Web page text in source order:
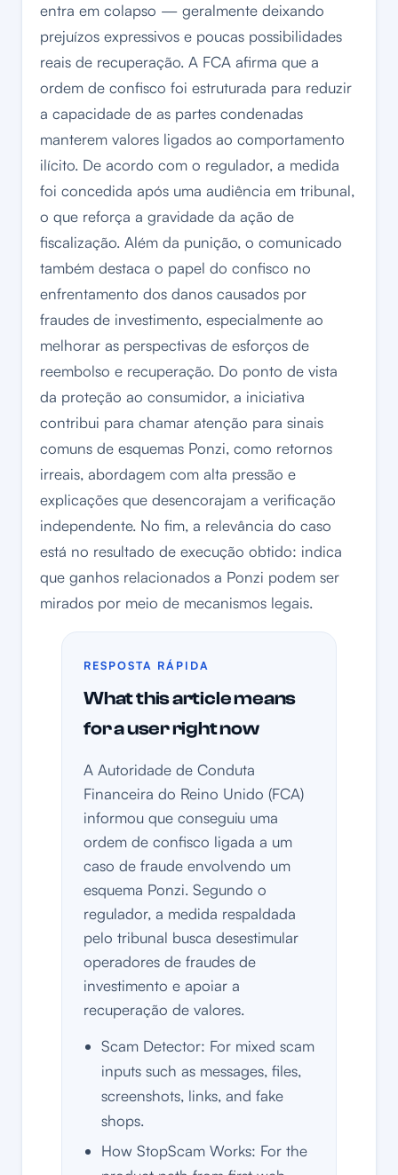
entra em colapso — geralmente deixando
prejuízos expressivos e poucas possibilidades
reais de recuperação. A FCA afirma que a
ordem de confisco foi estruturada para reduzir
a capacidade de as partes condenadas
manterem valores ligados ao comportamento
ilícito. De acordo com o regulador, a medida
foi concedida após uma audiência em tribunal,
o que reforça a gravidade da ação de
fiscalização. Além da punição, o comunicado
também destaca o papel do confisco no
enfrentamento dos danos causados por
fraudes de investimento, especialmente ao
melhorar as perspectivas de esforços de
reembolso e recuperação. Do ponto de vista
da proteção ao consumidor, a iniciativa
contribui para chamar atenção para sinais
comuns de esquemas Ponzi, como retornos
irreais, abordagem com alta pressão e
explicações que desencorajam a verificação
independente. No fim, a relevância do caso
está no resultado de execução obtido: indica
que ganhos relacionados a Ponzi podem ser
mirados por meio de mecanismos legais.
RESPOSTA RÁPIDA
What this article means
for a user right now
A Autoridade de Conduta
Financeira do Reino Unido (FCA)
informou que conseguiu uma
ordem de confisco ligada a um
caso de fraude envolvendo um
esquema Ponzi. Segundo o
regulador, a medida respaldada
pelo tribunal busca desestimular
operadores de fraudes de
investimento e apoiar a
recuperação de valores.
Scam Detector: For mixed scam
inputs such as messages, files,
screenshots, links, and fake
shops.
How StopScam Works: For the